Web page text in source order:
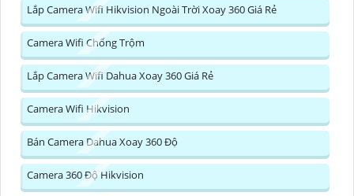
Lắp Camera Wifi Hikvision Ngoài Trời Xoay 360 Giá Rẻ
Camera Wifi Chống Trộm
Lắp Camera Wifi Dahua Xoay 360 Giá Rẻ
Camera Wifi Hikvision
Bán Camera Dahua Xoay 360 Độ
Camera 360 Độ Hikvision